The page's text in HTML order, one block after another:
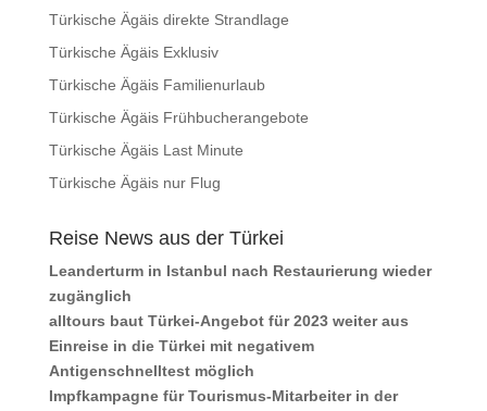
Türkische Ägäis direkte Strandlage
Türkische Ägäis Exklusiv
Türkische Ägäis Familienurlaub
Türkische Ägäis Frühbucherangebote
Türkische Ägäis Last Minute
Türkische Ägäis nur Flug
Reise News aus der Türkei
Leanderturm in Istanbul nach Restaurierung wieder
zugänglich
alltours baut Türkei-Angebot für 2023 weiter aus
Einreise in die Türkei mit negativem
Antigenschnelltest möglich
Impfkampagne für Tourismus-Mitarbeiter in der